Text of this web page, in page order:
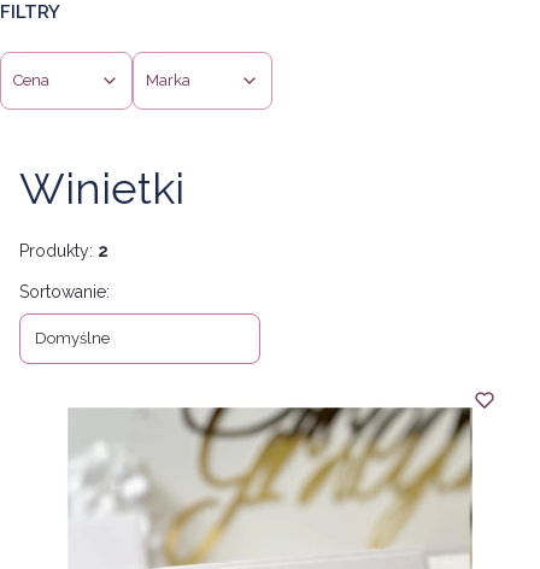
FILTRY
Cena Marka
Winietki
Produkty: 2
Lista produktów
Sortowanie:
Domyślne